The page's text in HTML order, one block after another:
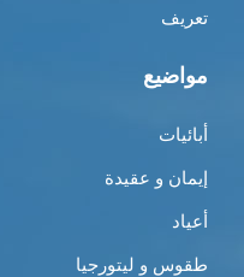
تعريف
مواضيع
أبائيات
إيمان و عقيدة
أعياد
طقوس و ليتورجيا